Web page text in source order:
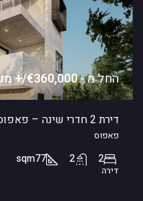
החל מ -€360,000/+ מע"מ
דירת 2 חדרי שינה – פאפוס, Tombs of the Kings
פאפוס
2
2
77
sqm
דירה